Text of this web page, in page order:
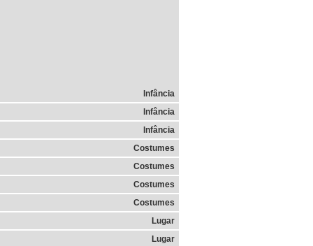
Infância
Infância
Infância
Costumes
Costumes
Costumes
Costumes
Lugar
Lugar